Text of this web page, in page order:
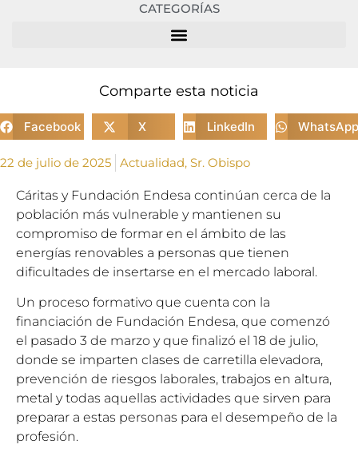
CATEGORÍAS
Comparte esta noticia
Facebook X LinkedIn WhatsApp
22 de julio de 2025 Actualidad, Sr. Obispo
Cáritas y Fundación Endesa continúan cerca de la
población más vulnerable y mantienen su
compromiso de formar en el ámbito de las
energías renovables a personas que tienen
dificultades de insertarse en el mercado laboral.
Un proceso formativo que cuenta con la
financiación de Fundación Endesa, que comenzó
el pasado 3 de marzo y que finalizó el 18 de julio,
donde se imparten clases de carretilla elevadora,
prevención de riesgos laborales, trabajos en altura,
metal y todas aquellas actividades que sirven para
preparar a estas personas para el desempeño de la
profesión.